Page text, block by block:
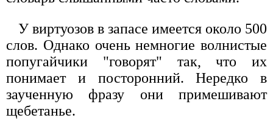
У виртуозов в запасе имеется около 500
слов. Однако очень немногие волнистые
попугайчики "говорят" так, что их
понимает и посторонний. Нередко в
заученную фразу они примешивают
щебетанье.